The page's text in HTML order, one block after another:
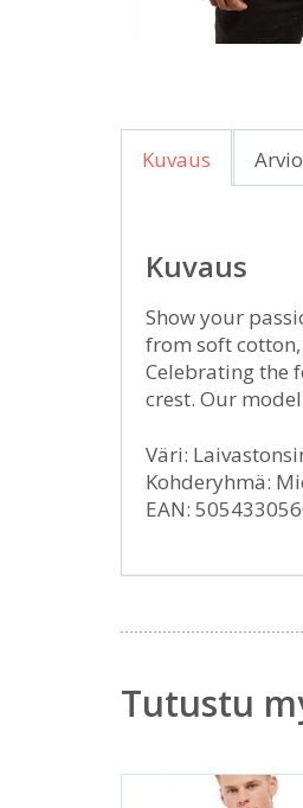
Kuvaus
Kuvaus
Show your
from soft cotton,
Celebrating the
crest. Our
Väri:
Kohderyhmä:
EAN:
Tutustu